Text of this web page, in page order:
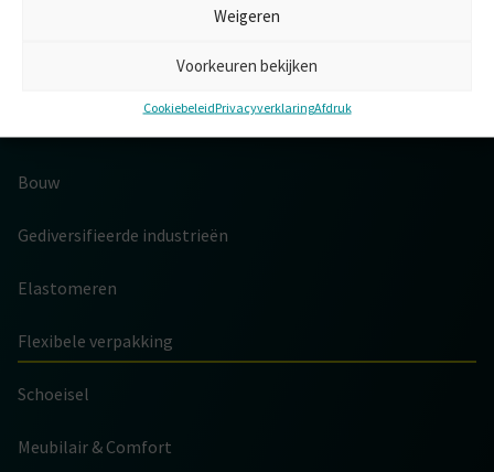
Weigeren
Voorkeuren bekijken
CookiebeleidPrivacyverklaringAfdruk
Bouw
Gediversifieerde industrieën
Elastomeren
Flexibele verpakking
Schoeisel
Meubilair & Comfort